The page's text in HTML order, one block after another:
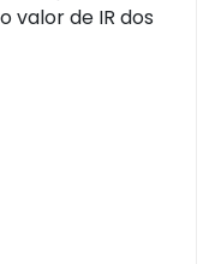
valor de IR dos